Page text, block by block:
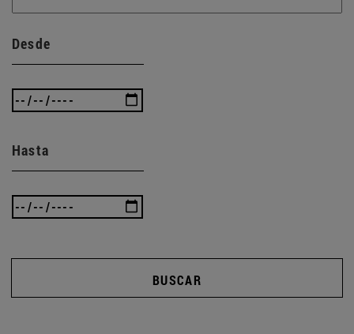
Desde
Hasta
BUSCAR